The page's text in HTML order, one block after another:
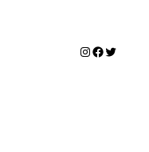
Instagram
Twitter